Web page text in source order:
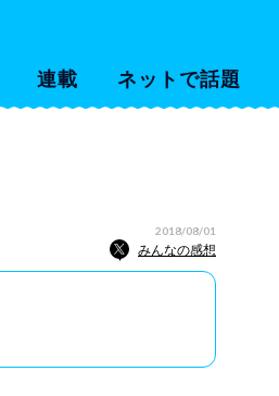
連載 ネットで話題
2018/08/01
みんなの感想